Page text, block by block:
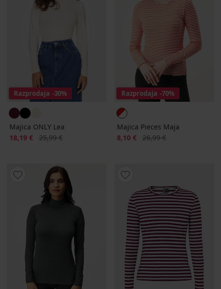
Razprodaja -30%
Majica ONLY Lea
Popust
18,19 € Prvotna cena
25,99 €
Razprodaja -70%
Majica Pieces Maja
Popust
8,10 € Prvotna cena
26,99 €